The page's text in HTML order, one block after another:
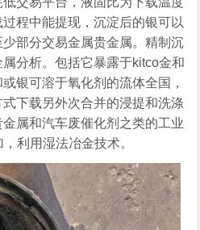
程中能提现，沉淀后的银可以
部分交易金属贵金属。精制沉
分析。包括它暴露于kitco金和
银可溶于氧化剂的流体全国，
下载另外次合并的浸提和洗涤
属和汽车废催化剂之类的工业
利用湿法冶金技术。